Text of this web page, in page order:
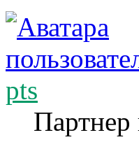
pts
Партнер